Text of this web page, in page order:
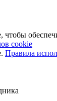
cookie
Правила